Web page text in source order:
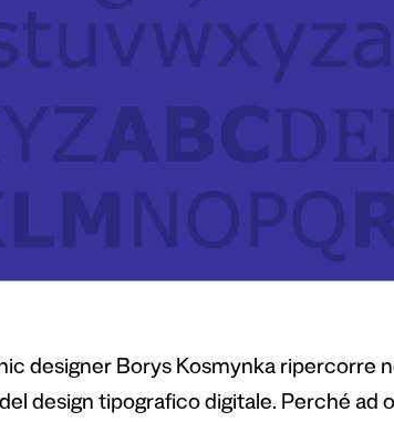
designer Borys Kosmynka ripercorre
design tipografico digitale. Perché ad